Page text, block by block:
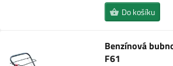
Do košíku
Benzínová
F61